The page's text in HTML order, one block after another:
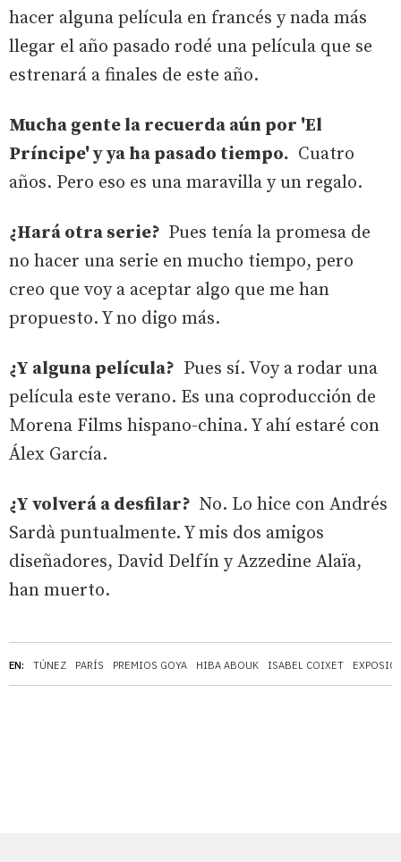
EN: TÚNEZ PARÍS PREMIOS GOYA HIBA ABOUK ISABEL COIXET
hacer alguna película en francés y nada más
llegar el año pasado rodé una película que se
estrenará a finales de este año.
Mucha gente la recuerda aún por 'El
Príncipe' y ya ha pasado tiempo. Cuatro
años. Pero eso es una maravilla y un regalo.
¿Hará otra serie? Pues tenía la promesa de
no hacer una serie en mucho tiempo, pero
creo que voy a aceptar algo que me han
propuesto. Y no digo más.
¿Y alguna película? Pues sí. Voy a rodar una
película este verano. Es una coproducción de
Morena Films hispano-china. Y ahí estaré con
Álex García.
¿Y volverá a desfilar? No. Lo hice con Andrés
Sardà puntualmente. Y mis dos amigos
diseñadores, David Delfín y Azzedine Alaïa,
han muerto.